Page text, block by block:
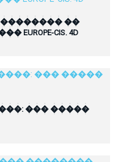
��
CIS. 4D
��� �����